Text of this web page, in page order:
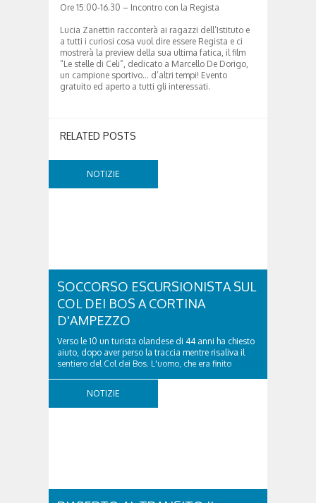
Ore 15:00-16.30 – Incontro con la Regista
Lucia Zanettin racconterà ai ragazzi dell’Istituto e
a tutti i curiosi cosa vuol dire essere Regista e ci
mostrerà la preview della sua ultima fatica, il film
“Le stelle di Celi”, dedicato a Marcello De Dorigo,
un campione sportivo… d’altri tempi! Evento
gratuito ed aperto a tutti gli interessati.
RELATED POSTS
NOTIZIE
SOCCORSO ESCURSIONISTA SUL
COL DEI BOS A CORTINA
D'AMPEZZO
Verso le 10 un turista olandese di 44 anni ha chiesto
aiuto, dopo aver perso la traccia mentre risaliva il
sentiero del Col dei Bos. L'uomo, che era finito
Torri del Falzarego, era...
NOTIZIE